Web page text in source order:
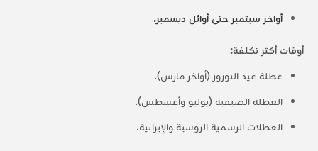
أواخر سبتمبر حتى أوائل ديسمبر.
أوقات أكثر تكلفة:
عطلة عيد النوروز (أواخر مارس).
العطلة الصيفية (يوليو وأغسطس).
العطلات الرسمية الروسية والإيرانية.